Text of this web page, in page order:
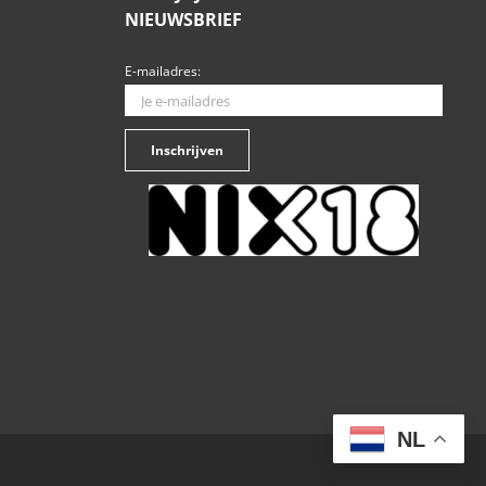
NIEUWSBRIEF
E-mailadres:
NL